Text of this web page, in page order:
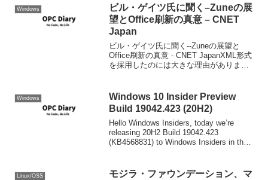
週ロスでラウンチイ...
Windows
ビル・ゲイツ氏に聞く–Zuneの展
望とOffice刷新の真意 – CNET
Japan
ビル・ゲイツ氏に聞く--Zuneの展望と
Office刷新の真意 - CNET JapanXML形式
を採用したのには大きな理由がありま
換する手段となりました。それま...
Windows
Windows 10 Insider Preview
Build 19042.423 (20H2)
Hello Windows Insiders, today we’re
releasing 20H2 Build 19042.423
(KB4568831) to Windows Insiders in the
Linux/OSS
モジラ・ファウンデーション、マ